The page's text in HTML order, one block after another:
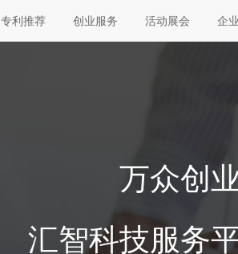
专利推荐 创业服务 活动展会 企
万众创
汇智科技服务